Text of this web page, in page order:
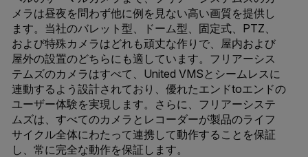
メラは昼夜を問わず他に例を見ない高い画質を提供し
ます。当社のバレット型、ドーム型、固定式、PTZ、
および特殊カメラはどれも頑丈な作りで、屋内および
屋外の設置のどちらにも適しています。フリアーシス
テムズのカメラはすべて、United VMSとシームレスに
連動するよう設計されており、優れたエンドtoエンドの
ユーザー体験を実現します。さらに、フリアーシステ
ムズは、すべてのカメラとレコーダーが製品のライフ
サイクル全体にわたって連携して動作することを保証
し、常に完全な動作を保証します。